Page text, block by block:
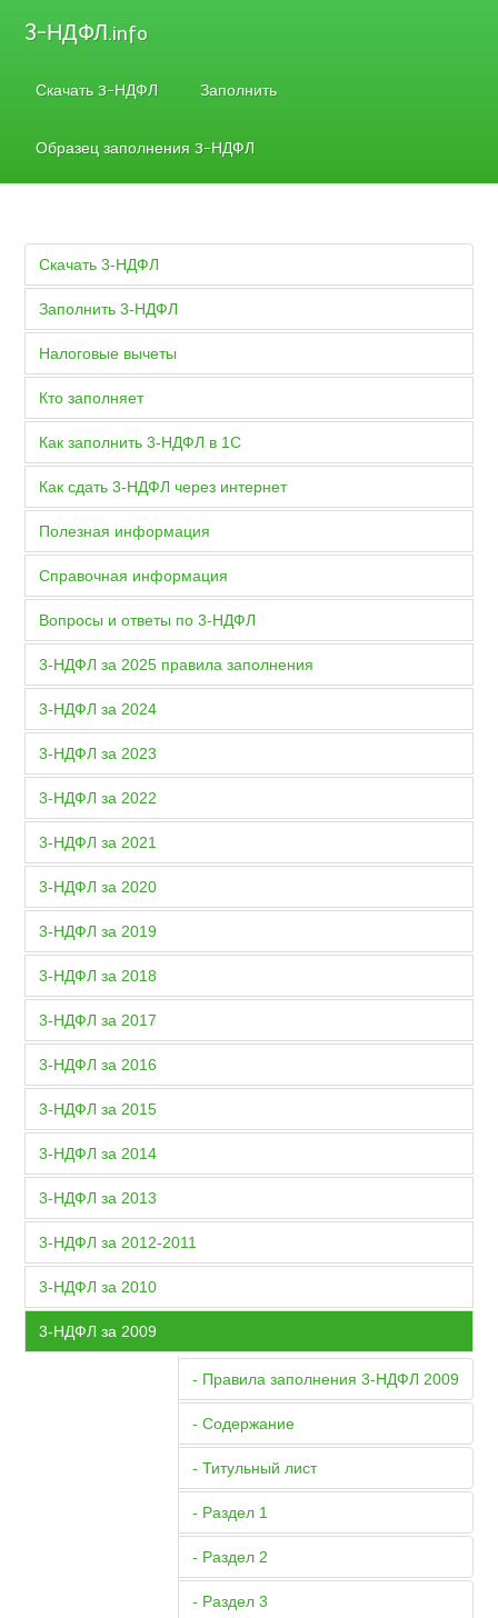
3-НДФЛ.info
Скачать 3-НДФЛ Заполнить
Образец заполнения 3-НДФЛ
Скачать 3-НДФЛ
Заполнить 3-НДФЛ
Налоговые вычеты
Кто заполняет
Как заполнить 3-НДФЛ в 1С
Как сдать 3-НДФЛ через интернет
Полезная информация
Справочная информация
Вопросы и ответы по 3-НДФЛ
3-НДФЛ за 2025 правила заполнения
3-НДФЛ за 2024
3-НДФЛ за 2023
3-НДФЛ за 2022
3-НДФЛ за 2021
3-НДФЛ за 2020
3-НДФЛ за 2019
3-НДФЛ за 2018
3-НДФЛ за 2017
3-НДФЛ за 2016
3-НДФЛ за 2015
3-НДФЛ за 2014
3-НДФЛ за 2013
3-НДФЛ за 2012-2011
3-НДФЛ за 2010
3-НДФЛ за 2009
- Правила заполнения 3-НДФЛ 2009
- Содержание
- Титульный лист
- Раздел 1
- Раздел 2
- Раздел 3